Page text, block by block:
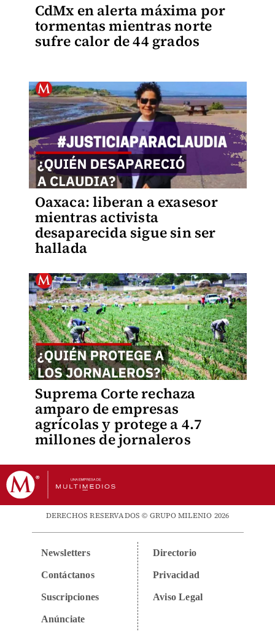
CdMx en alerta máxima por
tormentas mientras norte
sufre calor de 44 grados
Oaxaca: liberan a exasesor
mientras activista
desaparecida sigue sin ser
hallada
Suprema Corte rechaza
amparo de empresas
agrícolas y protege a 4.7
millones de jornaleros
DERECHOS RESERVADOS © GRUPO MILENIO 2026
Newsletters
Contáctanos
Suscripciones
Anúnciate
Directorio
Privacidad
Aviso Legal